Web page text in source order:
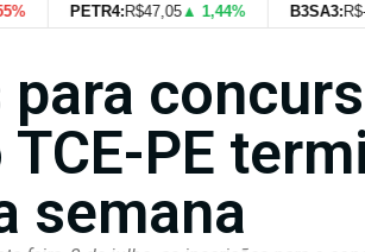
PETR4:R$47,05▲ 1,44% B3SA3:R$----
PE
semana